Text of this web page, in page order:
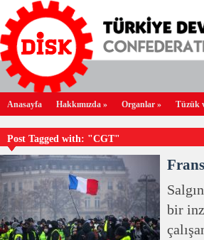
Anasayfa Hakkımızda » Organlar » Tüzük
Post Tagged with: "CGT"
bir